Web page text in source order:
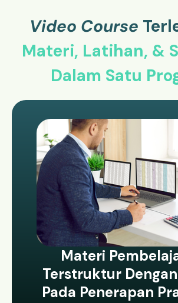
Video Course
Materi, Latihan, &
Dalam Satu
Materi
Terstruktur
Pada Penerapan